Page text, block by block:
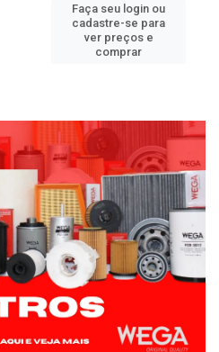
Faça seu login ou
cadastre-se para
ver preços e
comprar